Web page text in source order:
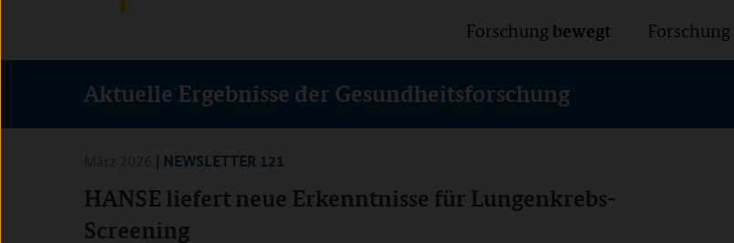
Forschung bewegt Forschung
Aktuelle Ergebnisse der Gesundheitsforschung
| NEWSLETTER 121
HANSE liefert neue Erkenntnisse für Lungenkrebs-
Screening